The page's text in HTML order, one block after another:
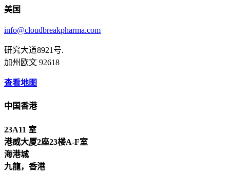
美国
info@cloudbreakpharma.com
研究大道8921号.
加州欧文 92618
查看地图
中国香港
23A11 室
港威大厦2座23楼A-F室
海港城
九龍，香港